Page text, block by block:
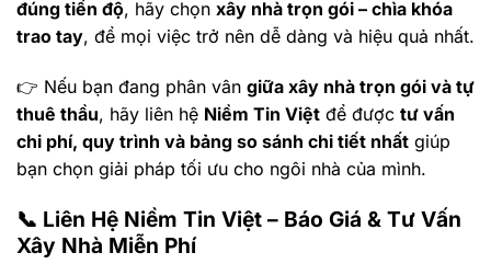
đúng tiến độ, hãy chọn xây nhà trọn gói – chìa khóa
trao tay, để mọi việc trở nên dễ dàng và hiệu quả nhất.
👉 Nếu bạn đang phân vân giữa xây nhà trọn gói và tự
thuê thầu, hãy liên hệ Niềm Tin Việt để được tư vấn
chi phí, quy trình và bảng so sánh chi tiết nhất giúp
bạn chọn giải pháp tối ưu cho ngôi nhà của mình.
📞 Liên Hệ Niềm Tin Việt – Báo Giá & Tư Vấn
Xây Nhà Miễn Phí